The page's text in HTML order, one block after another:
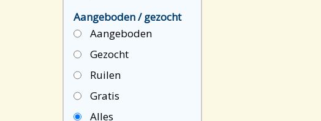
Aangeboden / gezocht
Aangeboden
Gezocht
Ruilen
Gratis
Alles